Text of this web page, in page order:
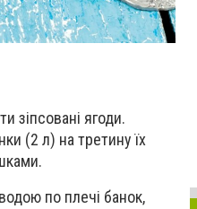
зіпсовані ягоди.
(2 л) на третину їх
по плечі банок,